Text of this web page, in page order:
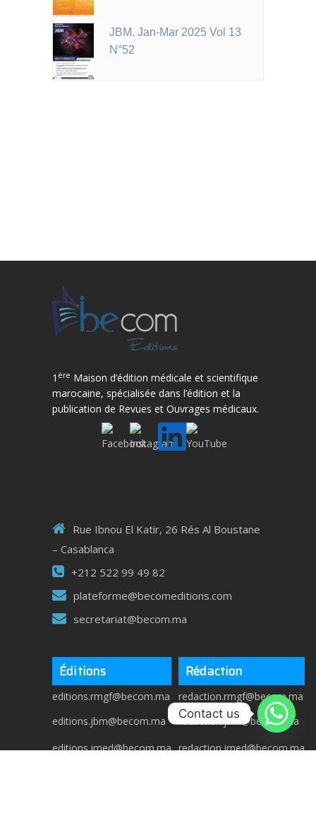
JBM. Jan-Mar 2025 Vol 13
N°52
1 ère Maison d’édition médicale et scientifique
marocaine, spécialisée dans l’édition et la
publication de Revues et Ouvrages médicaux.
Rue Ibnou El Katir, 26 Rés Al Boustane
– Casablanca
+212 522 99 49 82
plateforme@becomeditions.com
secretariat@becom.ma
Éditions
editions.rmgf@becom.ma
editions.jbm@becom.ma
editions.jmed@becom.ma
Rédaction
redaction.rmgf@becom.ma
redaction.jbm@becom.ma
redaction.jmed@becom.ma
Contact us